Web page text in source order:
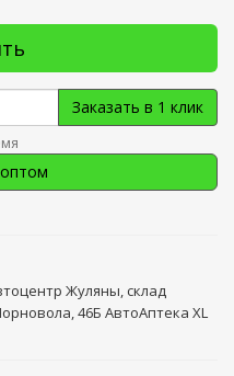
Заказать в 1 клик
Жуляны, склад
46Б АвтоАптека XL